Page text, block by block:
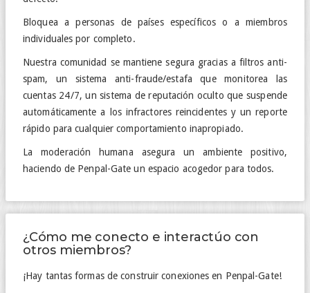
Bloquea a personas de países específicos o a miembros
individuales por completo.
Nuestra comunidad se mantiene segura gracias a filtros anti-
spam, un sistema anti-fraude/estafa que monitorea las
cuentas 24/7, un sistema de reputación oculto que suspende
automáticamente a los infractores reincidentes y un reporte
rápido para cualquier comportamiento inapropiado.
La moderación humana asegura un ambiente positivo,
haciendo de Penpal-Gate un espacio acogedor para todos.
¿Cómo me conecto e interactúo con
otros miembros?
¡Hay tantas formas de construir conexiones en Penpal-Gate!